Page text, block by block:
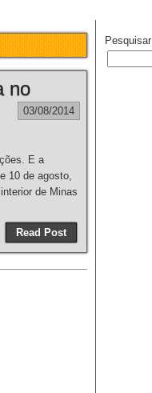
no
03/08/2014
E a
10 de agosto,
de Minas
Read Post
Pesquisar